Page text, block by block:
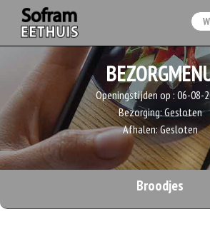
Openingstijden op : 06-08-
Bezorging:Gesloten
Afhalen:Gesloten
Broodjes